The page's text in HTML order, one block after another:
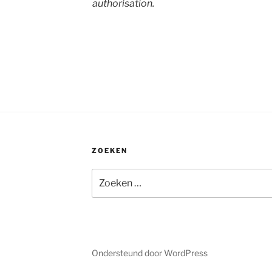
authorisation.
ZOEKEN
naar:
Ondersteund door WordPress